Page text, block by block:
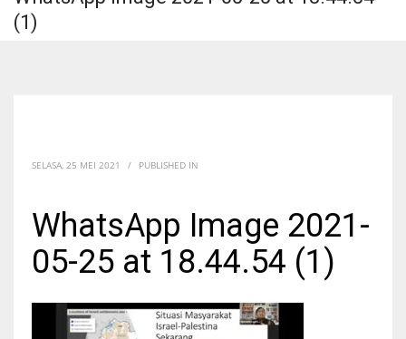
(1)
SELASA, 25 MEI 2021 / PUBLISHED IN
WhatsApp Image 2021-
05-25 at 18.44.54 (1)